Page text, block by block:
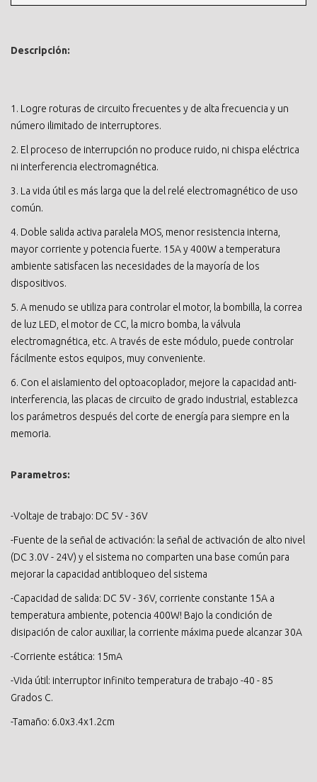
Descripción:
1. Logre roturas de circuito frecuentes y de alta frecuencia y un
número ilimitado de interruptores.
2. El proceso de interrupción no produce ruido, ni chispa eléctrica
ni interferencia electromagnética.
3. La vida útil es más larga que la del relé electromagnético de uso
común.
4. Doble salida activa paralela MOS, menor resistencia interna,
mayor corriente y potencia fuerte. 15A y 400W a temperatura
ambiente satisfacen las necesidades de la mayoría de los
dispositivos.
5. A menudo se utiliza para controlar el motor, la bombilla, la correa
de luz LED, el motor de CC, la micro bomba, la válvula
electromagnética, etc. A través de este módulo, puede controlar
fácilmente estos equipos, muy conveniente.
6. Con el aislamiento del optoacoplador, mejore la capacidad anti-
interferencia, las placas de circuito de grado industrial, establezca
los parámetros después del corte de energía para siempre en la
memoria.
Parametros:
-Voltaje de trabajo: DC 5V - 36V
-Fuente de la señal de activación: la señal de activación de alto nivel
(DC 3.0V - 24V) y el sistema no comparten una base común para
mejorar la capacidad antibloqueo del sistema
-Capacidad de salida: DC 5V - 36V, corriente constante 15A a
temperatura ambiente, potencia 400W! Bajo la condición de
disipación de calor auxiliar, la corriente máxima puede alcanzar 30A
-Corriente estática: 15mA
-Vida útil: interruptor infinito temperatura de trabajo -40 - 85
Grados C.
-Tamaño: 6.0x3.4x1.2cm